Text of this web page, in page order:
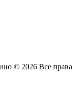
© 2026 Все права